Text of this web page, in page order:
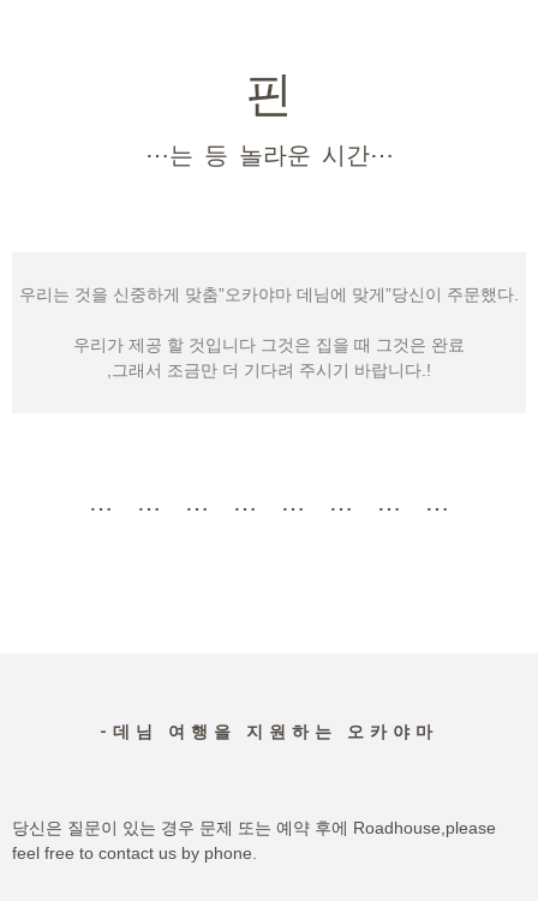
핀
⋯는 등 놀라운 시간⋯
우리는 것을 신중하게 맞춤”오카야마 데님에 맞게”당신이 주문했다.
우리가 제공 할 것입니다 그것은 집을 때 그것은 완료
,그래서 조금만 더 기다려 주시기 바랍니다.!
⋯ ⋯ ⋯ ⋯ ⋯ ⋯ ⋯ ⋯
-데님 여행을 지원하는 오카야마
당신은 질문이 있는 경우 문제 또는 예약 후에 Roadhouse,please
feel free to contact us by phone.